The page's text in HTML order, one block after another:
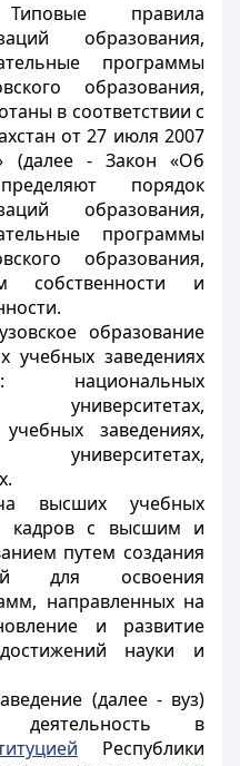
правила
образования,
программы
образования,
в соответствии с
от 27 июля 2007
(далее - Закон «Об
порядок
образования,
программы
образования,
собственности и
образование
учебных заведениях
национальных
университетах,
заведениях,
университетах,
высших учебных
кадров с высшим и
путем создания
для освоения
направленных на
и развитие
науки и
(далее - вуз)
деятельность в
Республики